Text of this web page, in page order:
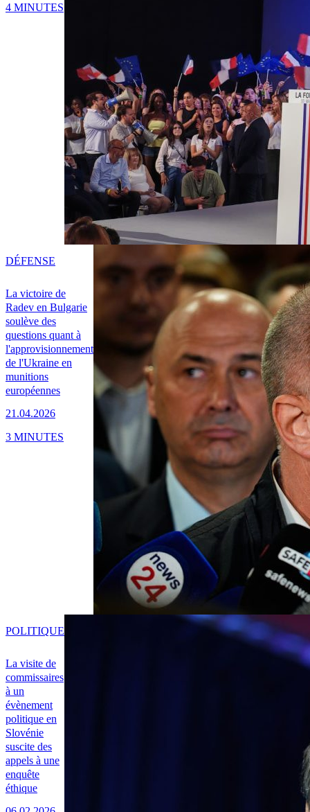
4 MINUTES
La victoire de
Radev en Bulgarie
soulève des
questions quant à
l'approvisionnement
de l'Ukraine en
munitions
européennes
21.04.2026
DÉFENSE
3 MINUTES
La visite de
commissaires
à un
évènement
politique en
Slovénie
suscite des
appels à une
enquête
éthique
POLITIQUE